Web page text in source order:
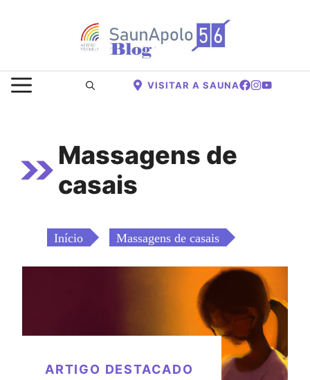
conteúdo
MENU VISITAR A SAUNA
Massagens de
casais
Início Massagens de casais
ARTIGO DESTACADO